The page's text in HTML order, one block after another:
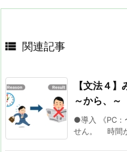
 関連記事
【文法４
～から、～
●導入 《PC：
せん。 時間